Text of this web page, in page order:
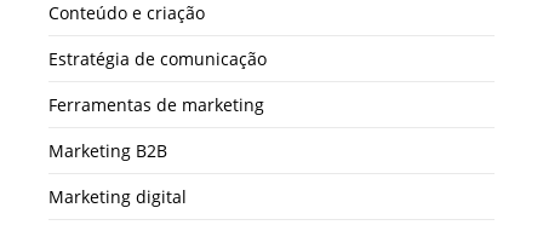
Conteúdo e criação
Estratégia de comunicação
Ferramentas de marketing
Marketing B2B
Marketing digital